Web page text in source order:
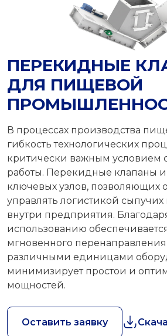
ПЕРЕКИДНЫЕ
ДЛЯ ПИЩЕВОЙ
В процессах производства
гибкость технологических
критически важным условием
работы. Перекидные клапаны
ключевых узлов, позволяющих
управлять логистикой сыпучих
внутри предприятия.
использованию
мгновенного
различными единицами
минимизирует простои и
мощностей.
Оставить заявку